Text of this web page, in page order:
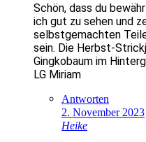
Schön, dass du
ich gut zu sehen und
selbstgemachten
sein. Die Herbst-
Gingkobaum im
LG Miriam
Antworten
2. November 2023
Heike